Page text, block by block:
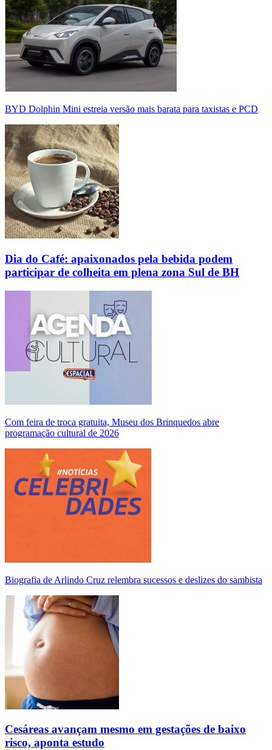
BYD Dolphin Mini estreia versão mais barata para taxistas e PCD
Dia do Café: apaixonados pela bebida podem
participar de colheita em plena zona Sul de BH
Com feira de troca gratuita, Museu dos Brinquedos abre
programação cultural de 2026
Biografia de Arlindo Cruz relembra sucessos e deslizes do sambista
Cesáreas avançam mesmo em gestações de baixo
risco, aponta estudo